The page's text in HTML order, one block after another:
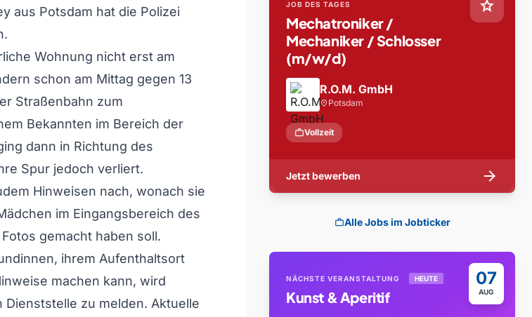
aus Potsdam hat die Polizei
Wohnung nicht erst am
schon am Mittag gegen 13
Straßenbahn zum
Bekannten im Bereich der
dann in Richtung des
Spur jedoch verliert.
Hinweisen nach, wonach sie
im Eingangsbereich des
gemacht haben soll.
ihrem Aufenthaltsort
machen kann, wird
zu melden. Aktuelle
star
JOB DES TAGES
Mechatroniker /
Mechaniker / Schlosser
(m/w/d)
R.O.M. GmbH
location_on Potsdam
workVollzeit
Jetzt bewerben arrow_forward
workAlle Jobs im Jobticker
07
AUG
NÄCHSTE VERANSTALTUNG HEUTE
Kunst & Aperitif